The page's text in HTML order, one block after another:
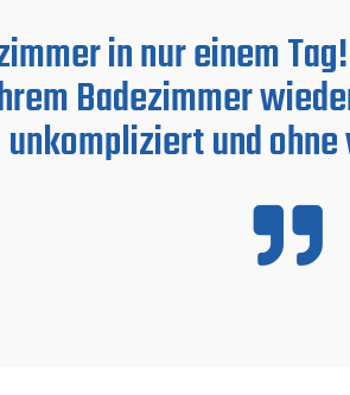
in nur einem
Badezimmer
und
